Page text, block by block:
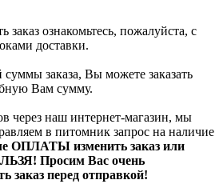
заказ ознакомьтесь, пожалуйста, с
доставки.
заказа, Вы можете заказать
Вам сумму.
через наш интернет-магазин, мы
в питомник запрос на наличие
ОПЛАТЫ изменить заказ или
Просим Вас очень
заказ перед отправкой!